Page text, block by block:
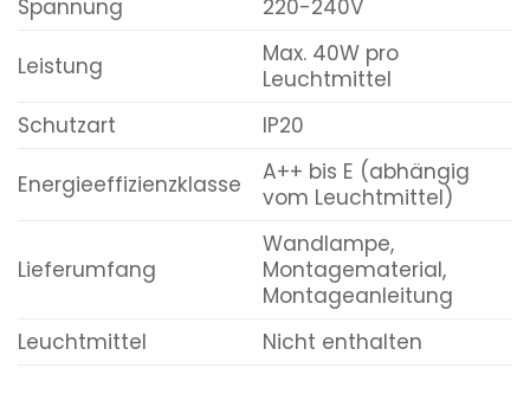
Spannung
220-240V
Leistung
Max. 40W pro
Leuchtmittel
Schutzart
IP20
Energieeffizienzklasse
A++ bis E (abhängig
vom Leuchtmittel)
Lieferumfang
Wandlampe,
Montagematerial,
Montageanleitung
Leuchtmittel
Nicht enthalten